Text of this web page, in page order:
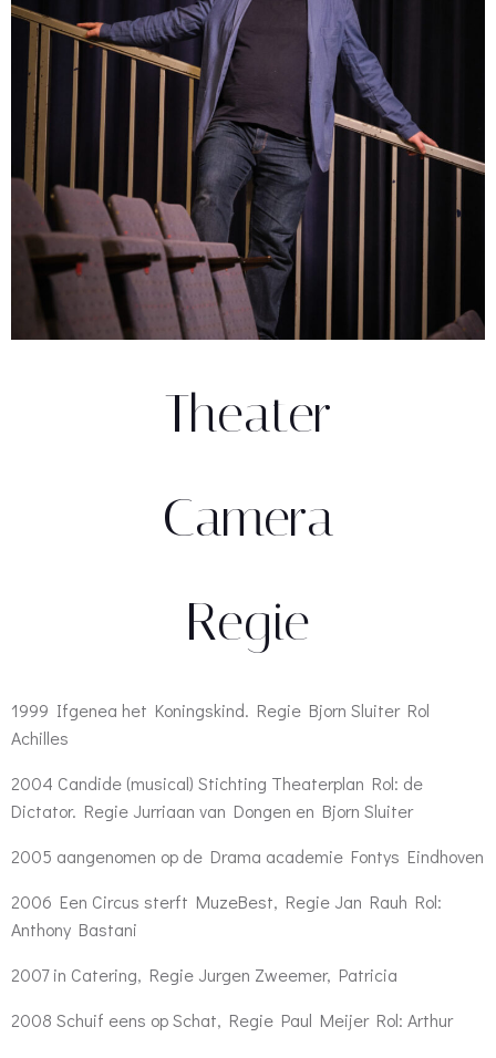
Theater
Camera
Regie
1999 Ifgenea het Koningskind. Regie Bjorn Sluiter Rol
Achilles
2004 Candide (musical) Stichting Theaterplan Rol: de
Dictator. Regie Jurriaan van Dongen en Bjorn Sluiter
2005 aangenomen op de Drama academie Fontys Eindhoven
2006 Een Circus sterft MuzeBest, Regie Jan Rauh Rol:
Anthony Bastani
2007 in Catering, Regie Jurgen Zweemer, Patricia
2008 Schuif eens op Schat, Regie Paul Meijer Rol: Arthur